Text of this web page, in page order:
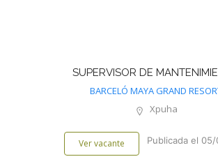
SUPERVISOR DE
BARCELÓ MAYA GRAND
Xpuha
Ver vacante Publicada el